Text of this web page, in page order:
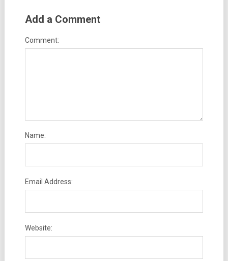
Add a Comment
Comment:
Name:
Email Address:
Website: